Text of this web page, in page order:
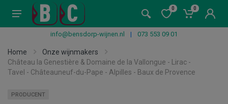
0 0
info@bensdorp-wijnen.nl | 073 553 09 01
Home
Onze wijnmakers
Château la Genestière & Domaine de la Vallongue - Lirac -
Tavel - Châteauneuf-du-Pape - Alpilles - Baux de Provence
PRODUCENT